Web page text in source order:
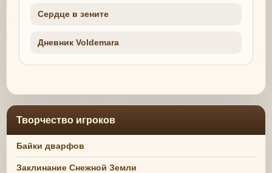
Сердце в зените
Дневник Voldemara
Творчество игроков
Байки дварфов
Заклинание Снежной Земли